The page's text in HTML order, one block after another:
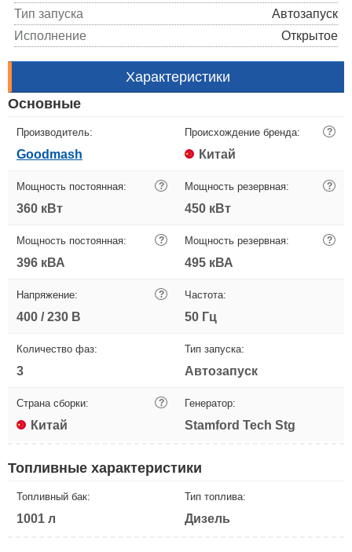
Тип запуска
Автозапуск
Исполнение
Открытое
Характеристики
Основные
Производитель:
Goodmash
Происхождение бренда: ?
Китай
Мощность постоянная: ?
360 кВт
Мощность резервная: ?
450 кВт
Мощность постоянная: ?
396 кВА
Мощность резервная: ?
495 кВА
Напряжение: ?
400 / 230 В
Частота:
50 Гц
Количество фаз:
3
Тип запуска:
Автозапуск
Страна сборки: ?
Китай
Генератор:
Stamford Tech Stg
Топливные характеристики
Топливный бак:
1001 л
Тип топлива:
Дизель